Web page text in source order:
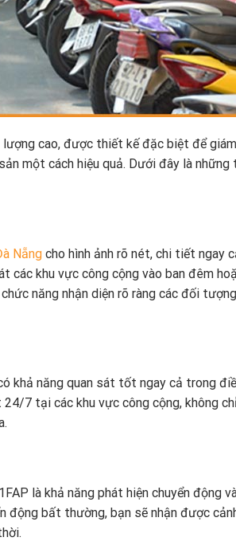
cao, được thiết kế đặc biệt để
một cách hiệu quả. Dưới đây là những
Nẵng cho hình ảnh rõ nét, chi tiết ngay
các khu vực công cộng vào ban đêm
năng nhận diện rõ ràng các đối
khả năng quan sát tốt ngay cả trong
7 tại các khu vực công cộng, không
là khả năng phát hiện chuyển động
động bất thường, bạn sẽ nhận được